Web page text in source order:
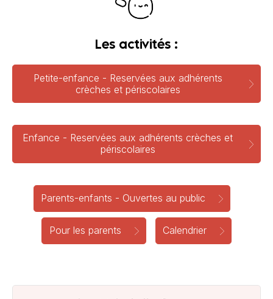
Les activités :
Petite-enfance - Reservées aux adhérents
crèches et périscolaires
Enfance - Reservées aux adhérents crèches et
périscolaires
Parents-enfants - Ouvertes au public
Pour les parents Calendrier